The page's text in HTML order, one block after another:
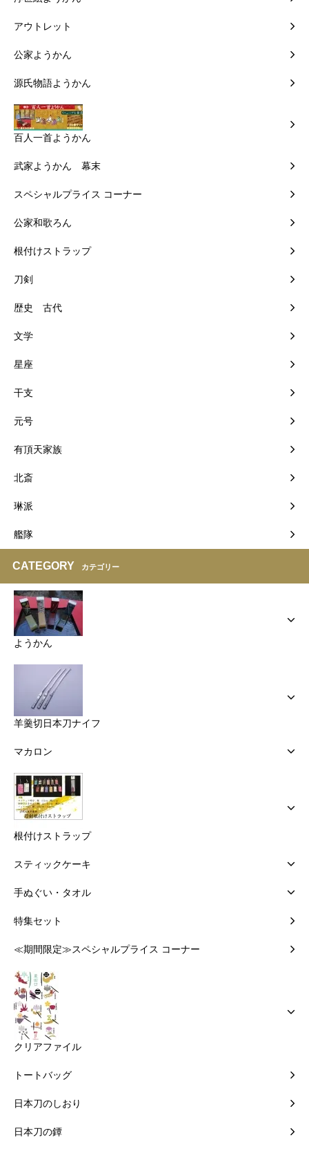
アウトレット
公家ようかん
源氏物語ようかん
百人一首ようかん
武家ようかん 幕末
スペシャルプライス コーナー
公家和歌ろん
根付けストラップ
刀剣
歴史 古代
文学
星座
干支
元号
有頂天家族
北斎
琳派
艦隊
CATEGORY カテゴリー
ようかん
羊羹切日本刀ナイフ
マカロン
根付けストラップ
スティックケーキ
手ぬぐい・タオル
特集セット
≪期間限定≫スペシャルプライス コーナー
クリアファイル
トートバッグ
日本刀のしおり
日本刀の鐔